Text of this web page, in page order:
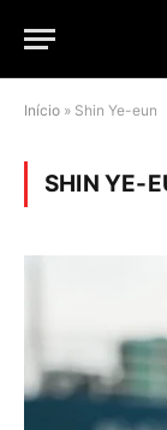
Início » Shin Ye-eun
SHIN YE-